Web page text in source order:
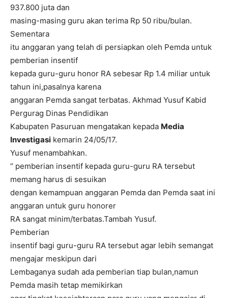
937.800 juta dan
masing-masing guru akan terima Rp 50 ribu/bulan.
Sementara
itu anggaran yang telah di persiapkan oleh Pemda untuk
pemberian insentif
kepada guru-guru honor RA sebesar Rp 1.4 miliar untuk
tahun ini,pasalnya karena
anggaran Pemda sangat terbatas. Akhmad Yusuf Kabid
Pergurag Dinas Pendidikan
Kabupaten Pasuruan mengatakan kepada Media
Investigasi kemarin 24/05/17.
Yusuf menambahkan.
“ pemberian insentif kepada guru-guru RA tersebut
memang harus di sesuikan
dengan kemampuan anggaran Pemda dan Pemda saat ini
anggaran untuk guru honorer
RA sangat minim/terbatas.Tambah Yusuf.
Pemberian
insentif bagi guru-guru RA tersebut agar lebih semangat
mengajar meskipun dari
Lembaganya sudah ada pemberian tiap bulan,namun
Pemda masih tetap memikirkan